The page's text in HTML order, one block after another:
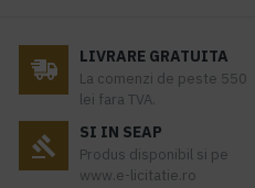
LIVRARE GRATUITA
La comenzi de peste 550
lei fara TVA.
SI IN SEAP
Produs disponibil si pe
www.e-licitatie.ro